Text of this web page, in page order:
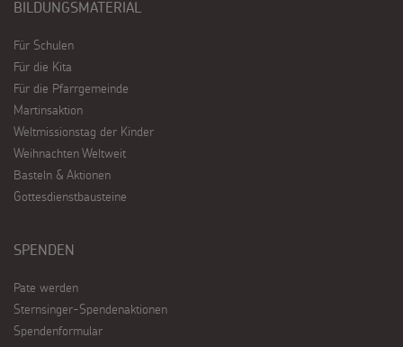
BILDUNGSMATERIAL
Für Schulen
Für die Kita
Für die Pfarrgemeinde
Martinsaktion
Weltmissionstag der Kinder
Weihnachten Weltweit
Basteln & Aktionen
Gottesdienstbausteine
SPENDEN
Pate werden
Sternsinger-Spendenaktionen
Spendenformular